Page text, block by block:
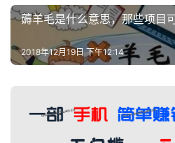
薅羊毛是什么意思，那些项目
2018年12月19日 下午12:14